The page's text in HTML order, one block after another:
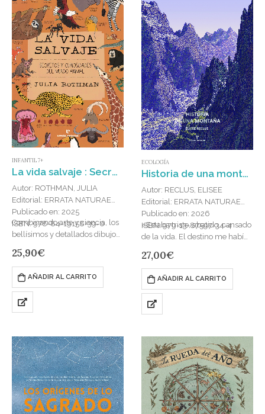
INFANTIL 7+
La vida salvaje : Secretos y curiosidades del mundo animal
Autor: ROTHMAN, JULIA
Editorial: ERRATA NATURAE
Publicado en: 2025
ISBN: 978-84-19158-39-0
Combinando arte y ciencia, los
bellísimos y detallados dibujos
aspectos más fascinantes de la
vida salvaje que nos…
25,90€
AÑADIR AL CARRITO
ECOLOGÍA
Historia de una montaña
Autor: RECLUS, ELISEE
Editorial: ERRATA NATURAE
Publicado en: 2026
ISBN: 979-13-87597-34-4
«Estaba triste, abatido, cansado
de la vida. El destino me había
había arruinado mis proyectos,
había reducido a la…
27,00€
AÑADIR AL CARRITO